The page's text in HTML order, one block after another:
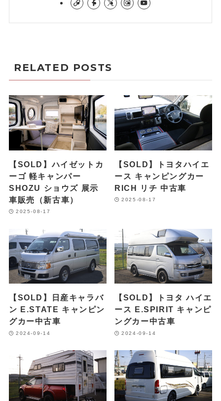
RELATED POSTS
【SOLD】ハイゼットカ
ーゴ 軽キャンパー
SHOZU ショウズ 展示
車販売（新古車）
2025-08-17
【SOLD】トヨタハイエ
ース キャンピングカー
RICH リチ 中古車
2025-08-17
【SOLD】日産キャラバ
ン E.STATE キャンピン
グカー中古車
2024-09-14
【SOLD】トヨタ ハイエ
ース E.SPIRIT キャンピ
ングカー中古車
2024-09-14